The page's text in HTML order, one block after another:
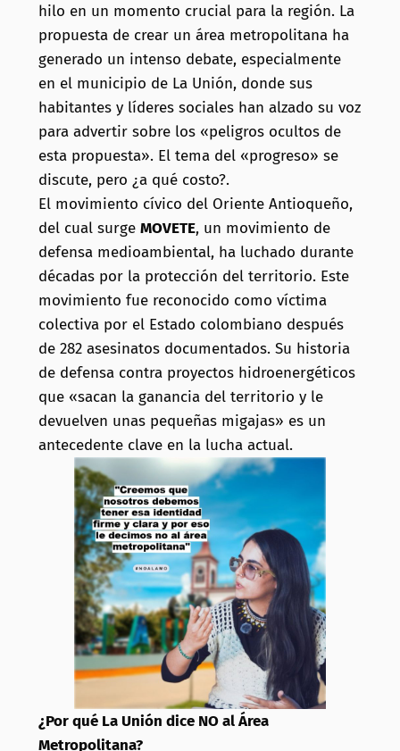
hilo en un momento crucial para la región. La
propuesta de crear un área metropolitana ha
generado un intenso debate, especialmente
en el municipio de La Unión, donde sus
habitantes y líderes sociales han alzado su voz
para advertir sobre los «peligros ocultos de
esta propuesta». El tema del «progreso» se
discute, pero ¿a qué costo?.
El movimiento cívico del Oriente Antioqueño,
del cual surge MOVETE, un movimiento de
defensa medioambiental, ha luchado durante
décadas por la protección del territorio. Este
movimiento fue reconocido como víctima
colectiva por el Estado colombiano después
de 282 asesinatos documentados. Su historia
de defensa contra proyectos hidroenergéticos
que «sacan la ganancia del territorio y le
devuelven unas pequeñas migajas» es un
antecedente clave en la lucha actual.
¿Por qué La Unión dice NO al Área
Metropolitana?